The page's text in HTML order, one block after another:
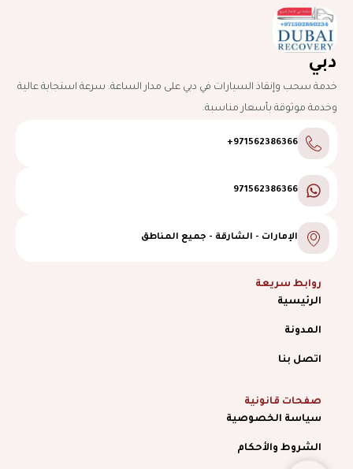
دبي
خدمة سحب وإنقاذ السيارات في دبي على مدار الساعة. سرعة استجابة عالية
وخدمة موثوقة بأسعار مناسبة.
971562386366+
971562386366
الإمارات - الشارقة - جميع المناطق
روابط سريعة
الرئيسية
المدونة
اتصل بنا
صفحات قانونية
سياسة الخصوصية
الشروط والأحكام